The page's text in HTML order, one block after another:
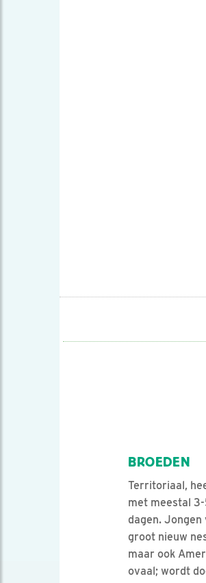
BROEDEN
Territoriaal,
met meestal
dagen. Jongen
groot nieuw
maar ook
ovaal; wordt